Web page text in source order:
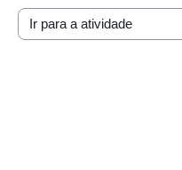
Ir para a atividade